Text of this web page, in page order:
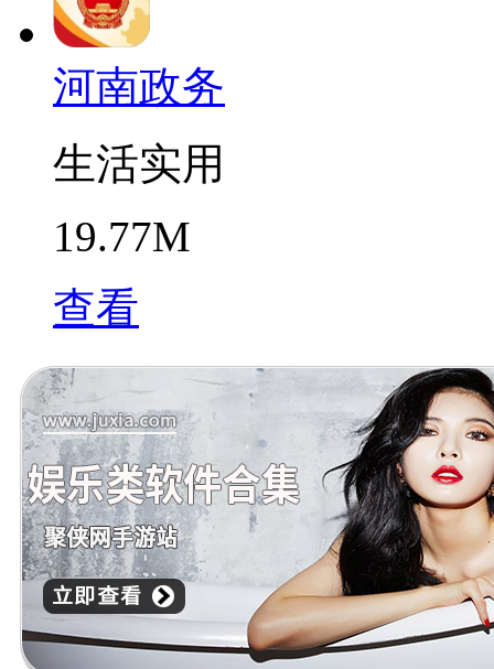
河南政务
生活实用
19.77M
查看